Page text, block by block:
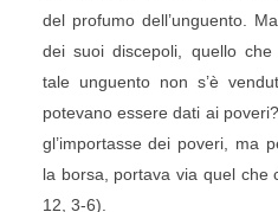
del profumo dell’unguento.
dei suoi discepoli, quello
tale unguento non s’è
potevano essere dati ai
gl’importasse dei poveri, ma
la borsa, portava via quel che
12, 3-6).